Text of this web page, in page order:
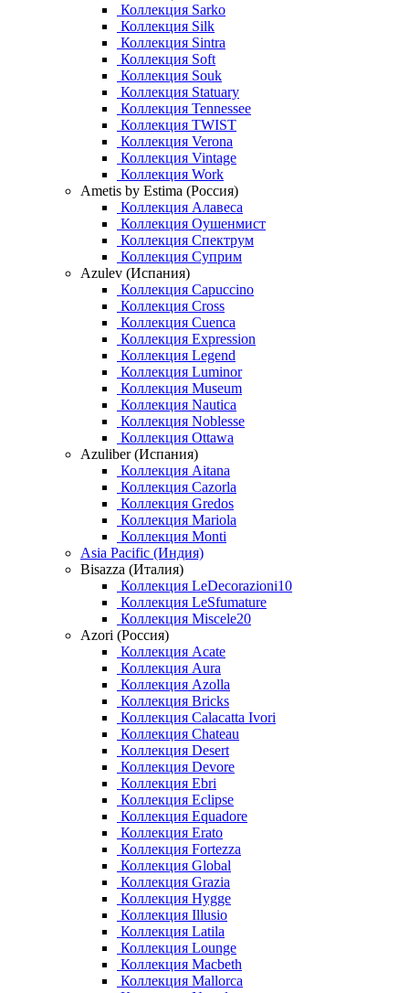
Коллекция Sarko
Коллекция Silk
Коллекция Sintra
Коллекция Soft
Коллекция Souk
Коллекция Statuary
Коллекция Tennessee
Коллекция TWIST
Коллекция Verona
Коллекция Vintage
Коллекция Work
Ametis by Estima (Россия)
Коллекция Алавеса
Коллекция Оушенмист
Коллекция Спектрум
Коллекция Суприм
Azulev (Испания)
Коллекция Capuccino
Коллекция Cross
Коллекция Cuenca
Коллекция Expression
Коллекция Legend
Коллекция Luminor
Коллекция Museum
Коллекция Nautica
Коллекция Noblesse
Коллекция Ottawa
Azuliber (Испания)
Коллекция Aitana
Коллекция Cazorla
Коллекция Gredos
Коллекция Mariola
Коллекция Monti
Asia Pacific (Индия)
Bisazza (Италия)
Коллекция LeDecorazioni10
Коллекция LeSfumature
Коллекция Miscele20
Azori (Россия)
Коллекция Acate
Коллекция Aura
Коллекция Azolla
Коллекция Bricks
Коллекция Calacatta Ivori
Коллекция Chateau
Коллекция Desert
Коллекция Devore
Коллекция Ebri
Коллекция Eclipse
Коллекция Equadore
Коллекция Erato
Коллекция Fortezza
Коллекция Global
Коллекция Grazia
Коллекция Hygge
Коллекция Illusio
Коллекция Latila
Коллекция Lounge
Коллекция Macbeth
Коллекция Mallorca